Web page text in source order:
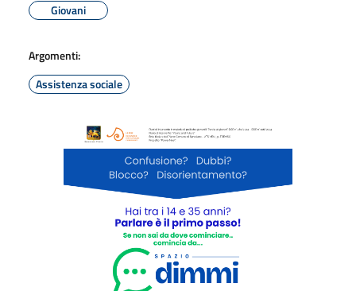
Giovani
Argomenti:
Assistenza sociale